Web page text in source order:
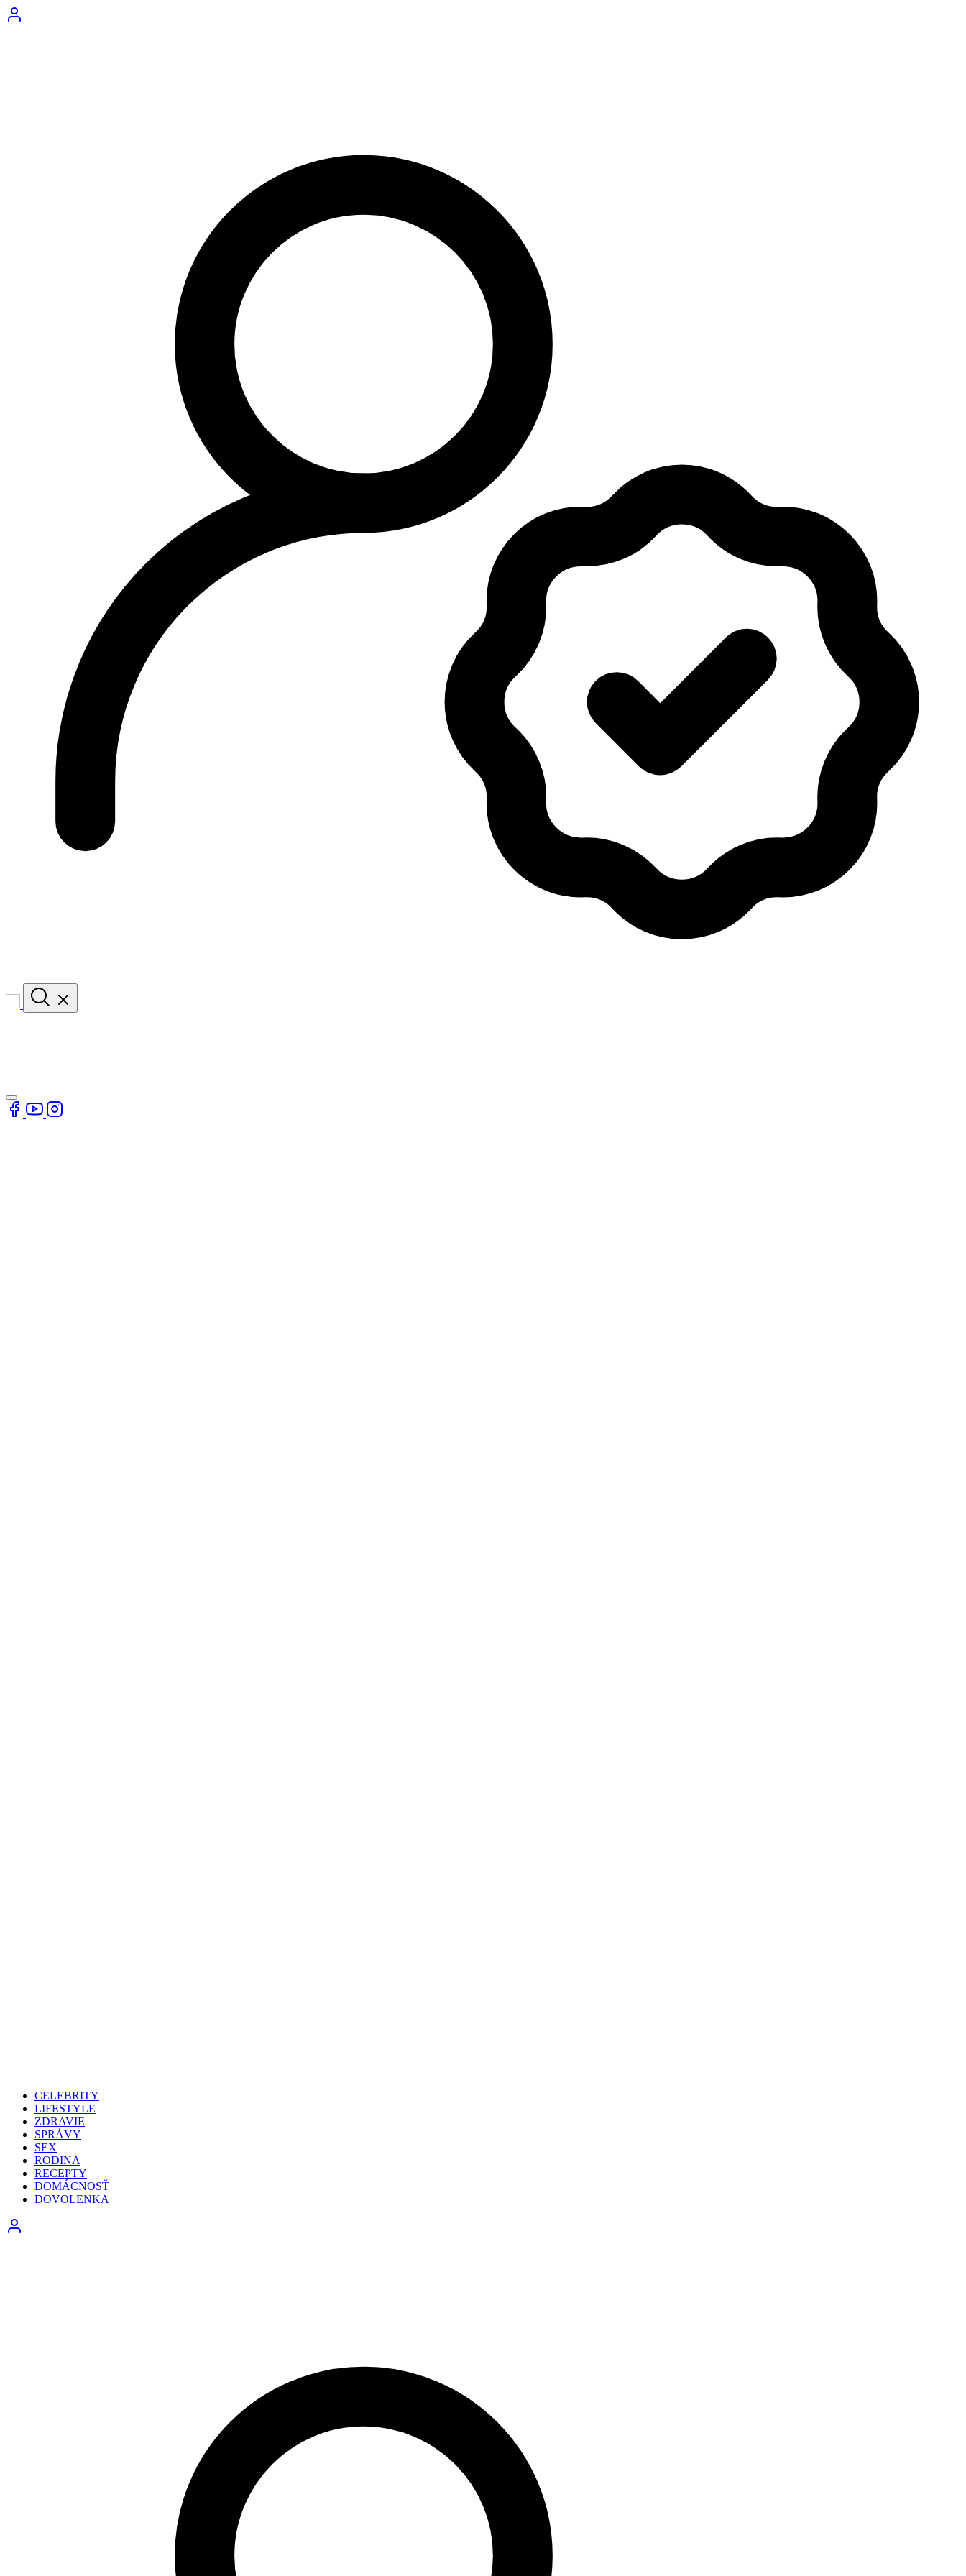
CELEBRITY
LIFESTYLE
ZDRAVIE
SPRÁVY
SEX
RODINA
RECEPTY
DOMÁCNOSŤ
DOVOLENKA